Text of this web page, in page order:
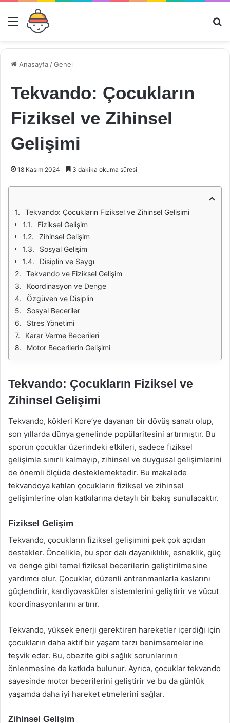
Menü
Anasayfa /Genel
Tekvando: Çocukların
Fiziksel ve Zihinsel
Gelişimi
18 Kasım 2024 3 dakika okuma süresi
Tekvando: Çocukların Fiziksel ve Zihinsel Gelişimi
Fiziksel Gelişim
Zihinsel Gelişim
Sosyal Gelişim
Disiplin ve Saygı
Tekvando ve Fiziksel Gelişim
Koordinasyon ve Denge
Özgüven ve Disiplin
Sosyal Beceriler
Stres Yönetimi
Karar Verme Becerileri
Motor Becerilerin Gelişimi
Tekvando: Çocukların Fiziksel ve
Zihinsel Gelişimi
Tekvando, kökleri Kore’ye dayanan bir dövüş sanatı olup,
son yıllarda dünya genelinde popülaritesini artırmıştır. Bu
sporun çocuklar üzerindeki etkileri, sadece fiziksel
gelişimle sınırlı kalmayıp, zihinsel ve duygusal gelişimlerini
de önemli ölçüde desteklemektedir. Bu makalede
tekvandoya katılan çocukların fiziksel ve zihinsel
gelişimlerine olan katkılarına detaylı bir bakış sunulacaktır.
Fiziksel Gelişim
Tekvando, çocukların fiziksel gelişimini pek çok açıdan
destekler. Öncelikle, bu spor dalı dayanıklılık, esneklik, güç
ve denge gibi temel fiziksel becerilerin geliştirilmesine
yardımcı olur. Çocuklar, düzenli antrenmanlarla kaslarını
güçlendirir, kardiyovasküler sistemlerini geliştirir ve vücut
koordinasyonlarını artırır.
Tekvando, yüksek enerji gerektiren hareketler içerdiği için
çocukların daha aktif bir yaşam tarzı benimsemelerine
teşvik eder. Bu, obezite gibi sağlık sorunlarının
önlenmesine de katkıda bulunur. Ayrıca, çocuklar tekvando
sayesinde motor becerilerini geliştirir ve bu da günlük
yaşamda daha iyi hareket etmelerini sağlar.
Zihinsel Gelişim